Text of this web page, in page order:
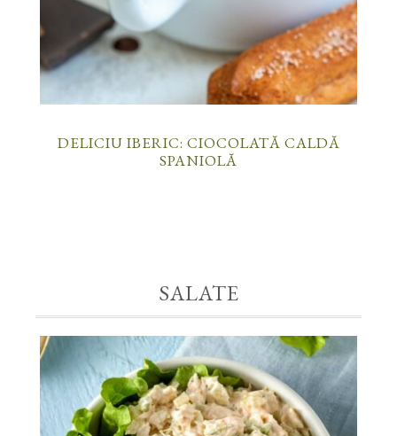
DELICIU IBERIC: CIOCOLATĂ CALDĂ
SPANIOLĂ
SALATE